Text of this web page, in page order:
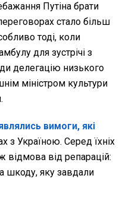
Путіна брати
стало більш
тоді, коли
для зустрічі з
делегацію низького
міністром культури
вимоги, які
з Україною. Серед їхніх
відмова від репарацій:
шкоду, яку завдали